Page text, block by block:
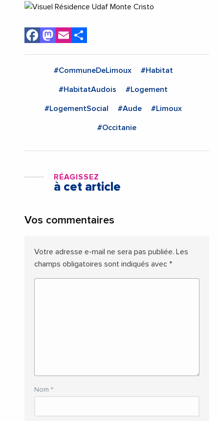
Facebook
Mastodon
Email
#CommuneDeLimoux #Habitat
#HabitatAudois #Logement
#LogementSocial #Aude #Limoux
#Occitanie
RÉAGISSEZ
à cet article
Vos commentaires
Votre adresse e-mail ne sera pas publiée. Les
champs obligatoires sont indiqués avec *
Nom *